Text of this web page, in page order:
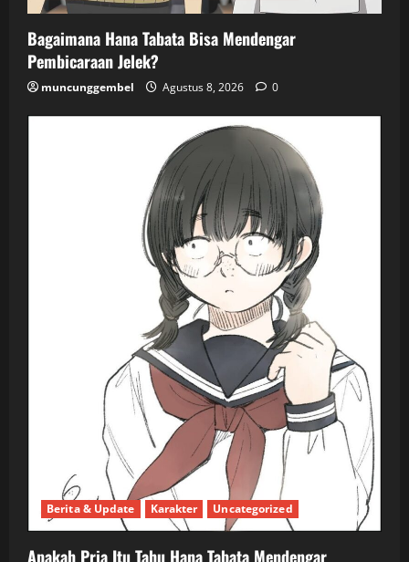
Bagaimana Hana Tabata Bisa Mendengar
Pembicaraan Jelek?
muncunggembel Agustus 8, 2026 0
Berita & Update Karakter Uncategorized
Apakah Pria Itu Tahu Hana Tabata Mendengar